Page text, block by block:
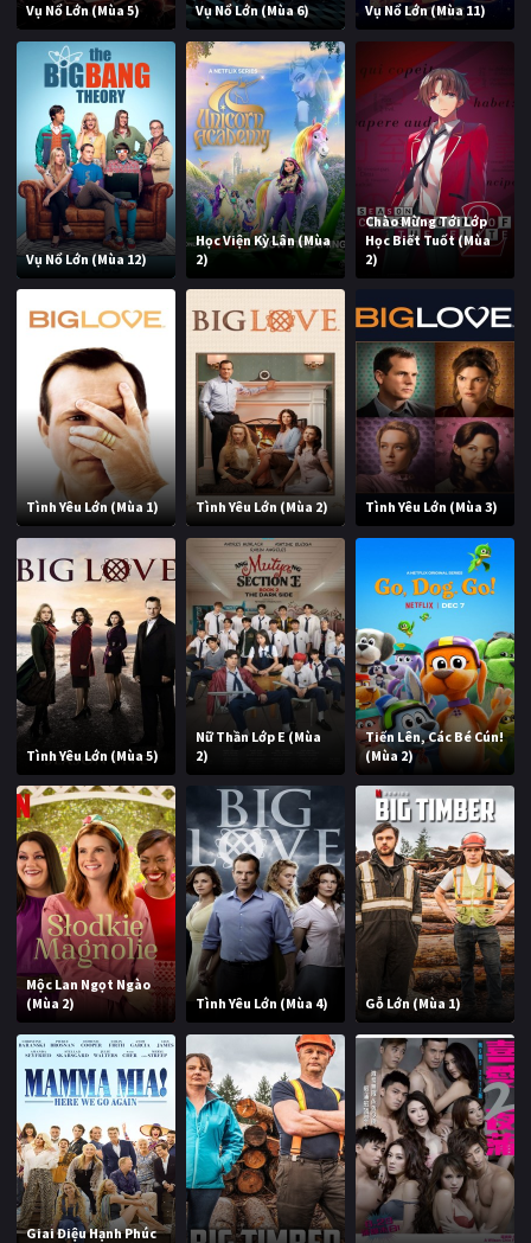
Vụ Nổ Lớn (Mùa 5) Vụ Nổ Lớn (Mùa 6) Vụ Nổ Lớn (Mùa 11)
Vụ Nổ Lớn (Mùa 12)
Học Viện Kỳ Lân (Mùa
2)
Chào Mừng Tới Lớp
Học Biết Tuốt (Mùa
2)
Tình Yêu Lớn (Mùa 1) Tình Yêu Lớn (Mùa 2) Tình Yêu Lớn (Mùa 3)
Tình Yêu Lớn (Mùa 5)
Nữ Thần Lớp E (Mùa
2)
Tiến Lên, Các Bé Cún!
(Mùa 2)
Mộc Lan Ngọt Ngào
(Mùa 2)
Tình Yêu Lớn (Mùa 4) Gỗ Lớn (Mùa 1)
Giai Điệu Hạnh Phúc